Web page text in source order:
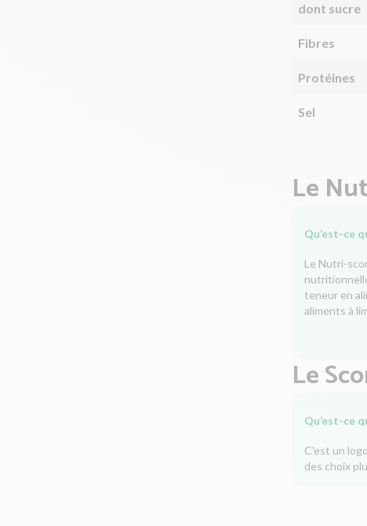
dont sucre
Fibres
Protéines
Sel
Le
Qu’est-ce
Le Nutri-
teneur en
aliments à
Le
Qu’est-ce
C'est un
des choix